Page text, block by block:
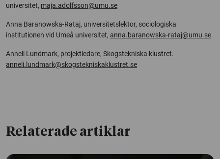
universitet, maja.adolfsson@umu.se
Anna Baranowska-Rataj, universitetslektor, sociologiska
institutionen vid Umeå universitet, anna.baranowska-rataj@umu.se
Anneli Lundmark, projektledare, Skogstekniska klustret.
anneli.lundmark@skogstekniskaklustret.se
Relaterade artiklar